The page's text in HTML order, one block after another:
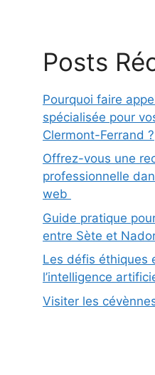
Posts
Pourquoi faire
spécialisée pour
Clermont-Ferrand ?
Offrez-vous une
professionnelle
web
Guide pratique
entre Sète et
Les défis éthiques
l’intelligence
Visiter les